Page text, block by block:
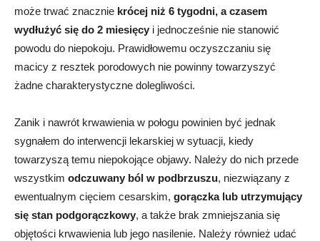
może trwać znacznie krócej niż 6 tygodni, a czasem
wydłużyć się do 2 miesięcy i jednocześnie nie stanowić
powodu do niepokoju. Prawidłowemu oczyszczaniu się
macicy z resztek porodowych nie powinny towarzyszyć
żadne charakterystyczne dolegliwości.
Zanik i nawrót krwawienia w połogu powinien być jednak
sygnałem do interwencji lekarskiej w sytuacji, kiedy
towarzyszą temu niepokojące objawy. Należy do nich przede
wszystkim odczuwany ból w podbrzuszu, niezwiązany z
ewentualnym cięciem cesarskim, gorączka lub utrzymujący
się stan podgorączkowy, a także brak zmniejszania się
objętości krwawienia lub jego nasilenie. Należy również udać